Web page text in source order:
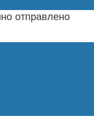
отправлено